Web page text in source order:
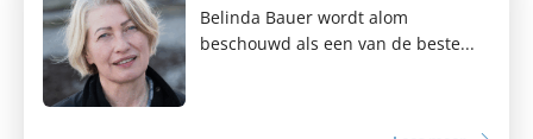
Belinda Bauer wordt alom
beschouwd als een van de beste...